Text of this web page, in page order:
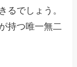
るでしょう。
持つ唯一無二